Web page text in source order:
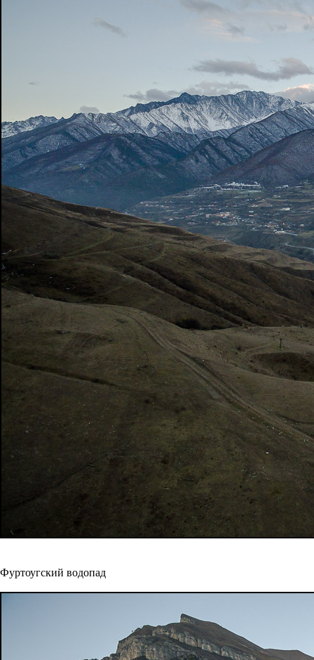
Фуртоугский водопад